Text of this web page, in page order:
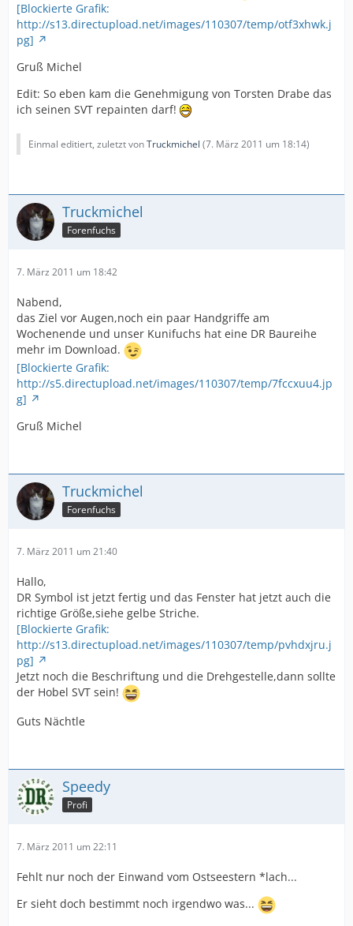
[Blockierte Grafik:
http://s13.directupload.net/images/110307/temp/otf3xhwk.j
pg]
Gruß Michel
Edit: So eben kam die Genehmigung von Torsten Drabe das
ich seinen SVT repainten darf!
Einmal editiert, zuletzt vonTruckmichel (7. März 2011 um 18:14)
Truckmichel
Forenfuchs
7. März 2011 um 18:42
Nabend,
das Ziel vor Augen,noch ein paar Handgriffe am
Wochenende und unser Kunifuchs hat eine DR Baureihe
mehr im Download.
[Blockierte Grafik:
http://s5.directupload.net/images/110307/temp/7fccxuu4.jp
g]
Gruß Michel
Truckmichel
Forenfuchs
7. März 2011 um 21:40
Hallo,
DR Symbol ist jetzt fertig und das Fenster hat jetzt auch die
richtige Größe,siehe gelbe Striche.
[Blockierte Grafik:
http://s13.directupload.net/images/110307/temp/pvhdxjru.j
pg]
Jetzt noch die Beschriftung und die Drehgestelle,dann sollte
der Hobel SVT sein!
Guts Nächtle
Speedy
Profi
7. März 2011 um 22:11
Fehlt nur noch der Einwand vom Ostseestern *lach...
Er sieht doch bestimmt noch irgendwo was...